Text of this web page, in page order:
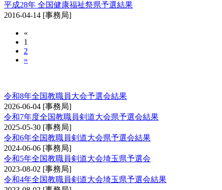
平成28年 全国健康福祉祭県予選結果
2016-04-14 [事務局]
«
1
2
»
令和8年全国教職員大会予選会結果
2026-06-04 [事務局]
令和7年度全国教職員剣道大会県予選会結果
2025-05-30 [事務局]
令和6年全国教職員剣道大会県予選会結果
2024-06-06 [事務局]
令和5年全国教職員剣道大会埼玉県予選会
2023-08-02 [事務局]
令和4年全国教職員剣道大会埼玉県予選会結果